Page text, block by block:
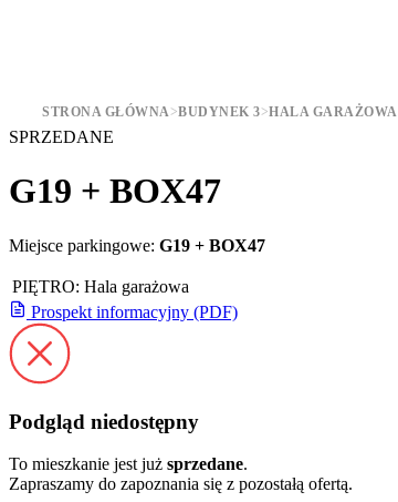
STRONA GŁÓWNA>BUDYNEK 3>HALA GARAŻOWA
SPRZEDANE
G19 + BOX47
Miejsce parkingowe: G19 + BOX47
PIĘTRO: Hala garażowa
Prospekt informacyjny (PDF)
Podgląd niedostępny
To mieszkanie jest już sprzedane.
Zapraszamy do zapoznania się z pozostałą ofertą.